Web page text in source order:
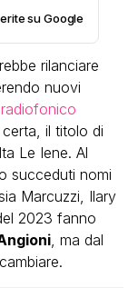
su Google
rilanciare
nuovi
il titolo di
Le Iene. Al
succeduti nomi
Marcuzzi, Ilary
2023 fanno
, ma dal